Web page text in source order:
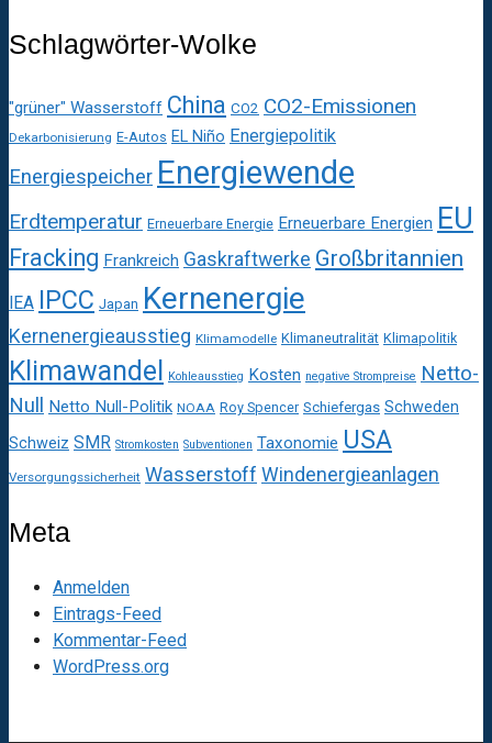
Schlagwörter-Wolke
"grüner" Wasserstoff China CO2 CO2-Emissionen
Dekarbonisierung E-Autos EL Niño Energiepolitik
Energiespeicher Energiewende
Erdtemperatur Erneuerbare Energie Erneuerbare Energien EU
Fracking Frankreich Gaskraftwerke Großbritannien
IEA IPCC Japan Kernenergie
Kernenergieausstieg Klimamodelle Klimaneutralität Klimapolitik
Klimawandel Kohleausstieg Kosten negative Strompreise Netto-
Null
Netto Null-Politik NOAA Roy Spencer Schiefergas Schweden
Schweiz SMR Stromkosten Subventionen Taxonomie USA
Versorgungssicherheit Wasserstoff Windenergieanlagen
Meta
Anmelden
Eintrags-Feed
Kommentar-Feed
WordPress.org